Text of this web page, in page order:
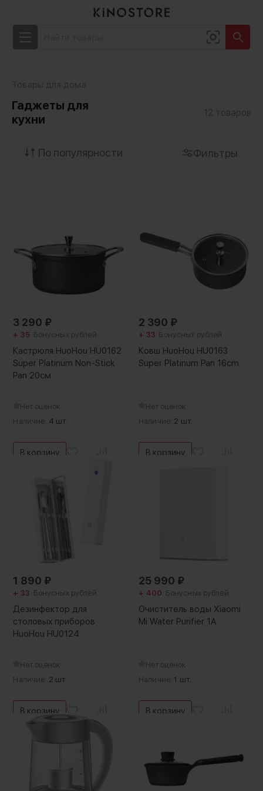
Гаджеты для
кухни
Фильтры
3 290 ₽
+ 35 Бонусных рублей
Кастрюля HuoHou HU0162
Super Platinum Non-Stick
Pan 20см
Нет оценок
Наличие: 4 шт.
В корзину
2 390 ₽
+ 33 Бонусных рублей
Ковш HuoHou HU0163
Super Platinum Pan 16cm
Нет оценок
Наличие: 2 шт.
В корзину
1 890 ₽
+ 33 Бонусных рублей
Дезинфектор для
столовых приборов
HuoHou HU0124
Нет оценок
Наличие: 2 шт.
В корзину
25 990 ₽
+ 400 Бонусных рублей
Очиститель воды Xiaomi
Mi Water Purifier 1A
Нет оценок
Наличие: 1 шт.
В корзину